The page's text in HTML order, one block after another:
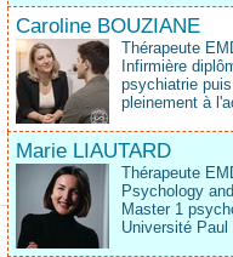
Caroline BOUZIANE
Thérapeute
Infirmière
psychiatrie
pleinement à
Marie LIAUTARD
Thérapeute
Psychology
Master 1
Université Paul